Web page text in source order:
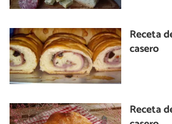
Receta
casero
Receta